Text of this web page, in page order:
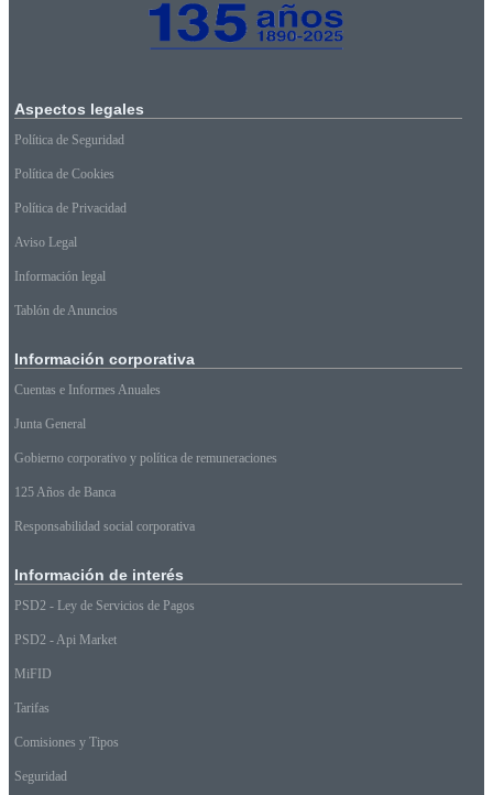
Aspectos legales
Política de Seguridad
Política de Cookies
Política de Privacidad
Aviso Legal
Información legal
Tablón de Anuncios
Información corporativa
Cuentas e Informes Anuales
Junta General
Gobierno corporativo y política de remuneraciones
125 Años de Banca
Responsabilidad social corporativa
Información de interés
PSD2 - Ley de Servicios de Pagos
PSD2 - Api Market
MiFID
Tarifas
Comisiones y Tipos
Seguridad